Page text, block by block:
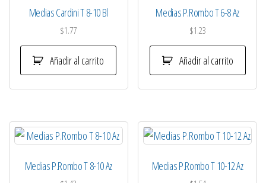
Medias Cardini T 8-10 Bl
$1.77
Añadir al carrito
Medias P.Rombo T 6-8 Az
$1.23
Añadir al carrito
Medias P.Rombo T 8-10 Az Medias P.Rombo T 10-12 Az